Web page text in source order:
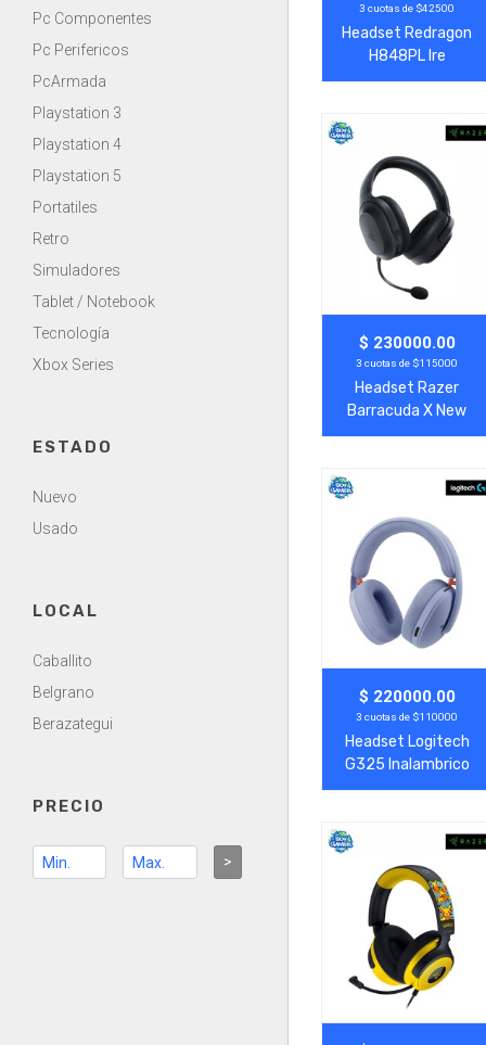
Pc Componentes
Pc Perifericos
PcArmada
Playstation 3
Playstation 4
Playstation 5
Portatiles
Retro
Simuladores
Tablet / Notebook
Tecnología
Xbox Series
ESTADO
Nuevo
Usado
LOCAL
Caballito
Belgrano
Berazategui
PRECIO
>
3 cuotas de $42500
Headset Redragon
H848PL Ire
Blanco/Purpura
Agregar Ver Más
$ 230000.00
3 cuotas de $115000
Headset Razer
Barracuda X New
Negro
Agregar Ver Más
$ 220000.00
3 cuotas de $110000
Headset Logitech
G325 Inalambrico
Lila